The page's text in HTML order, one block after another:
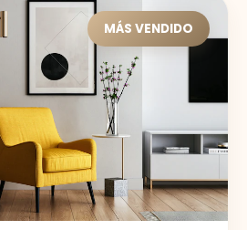
MÁS VENDIDO